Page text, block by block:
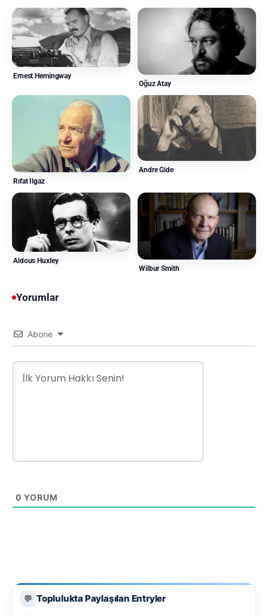
Ernest Hemingway
Oğuz Atay
Rıfat Ilgaz
Andre Gide
Aldous Huxley
Wilbur Smith
Yorumlar
Abone
0 YORUM
💬 Toplulukta Paylaşılan Entryler